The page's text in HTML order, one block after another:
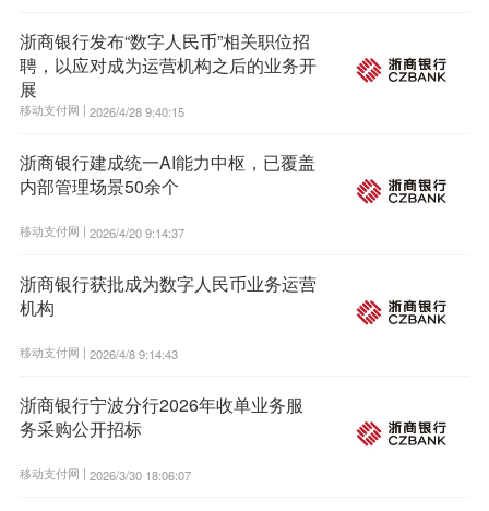
浙商银行发布“数字人民币”相关职位招
聘，以应对成为运营机构之后的业务开
展
移动支付网 | 2026/4/28 9:40:15
浙商银行建成统一AI能力中枢，已覆盖
内部管理场景50余个
移动支付网 | 2026/4/20 9:14:37
浙商银行获批成为数字人民币业务运营
机构
移动支付网 | 2026/4/8 9:14:43
浙商银行宁波分行2026年收单业务服
务采购公开招标
移动支付网 | 2026/3/30 18:06:07